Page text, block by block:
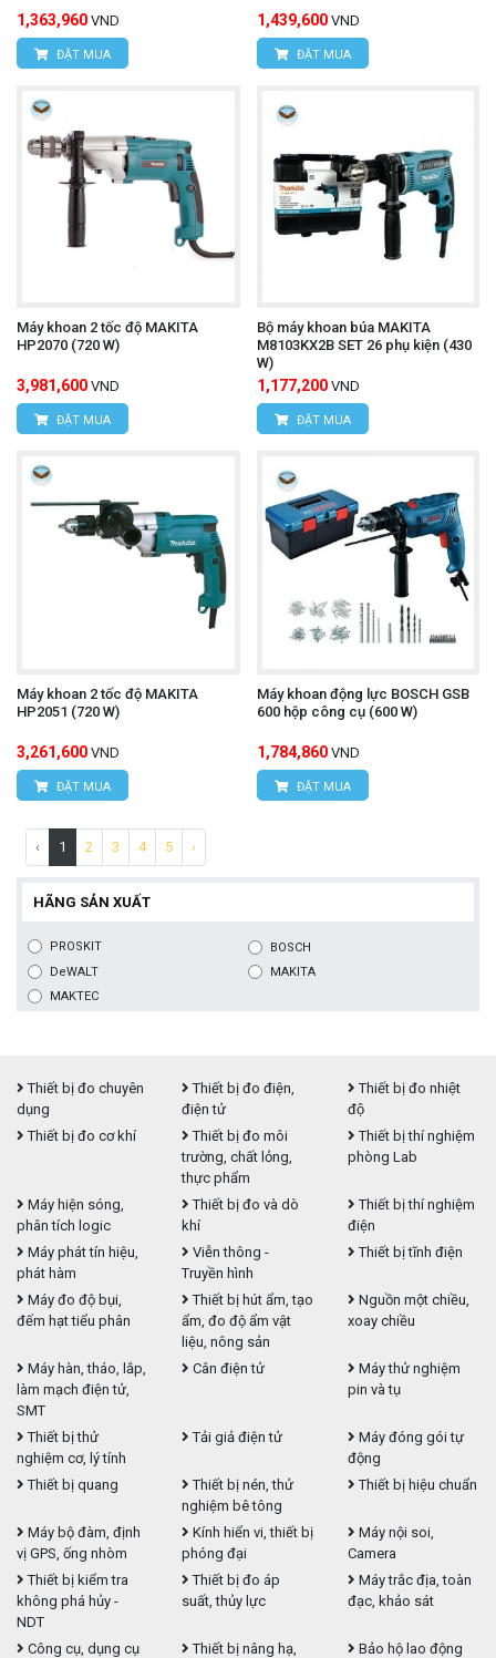
1,363,960 VND
ĐẶT MUA
1,439,600 VND
ĐẶT MUA
Máy khoan 2 tốc độ MAKITA
HP2070 (720 W)
3,981,600 VND
ĐẶT MUA
Bộ máy khoan búa MAKITA
M8103KX2B SET 26 phụ kiện (430
W)
1,177,200 VND
ĐẶT MUA
Máy khoan 2 tốc độ MAKITA
HP2051 (720 W)
3,261,600 VND
ĐẶT MUA
Máy khoan động lực BOSCH GSB
600 hộp công cụ (600 W)
1,784,860 VND
ĐẶT MUA
‹ 1 2 3 4 5 ›
HÃNG SẢN XUẤT
PROSKIT
BOSCH
DeWALT
MAKITA
MAKTEC
Thiết bị đo chuyên
dụng
Thiết bị đo điện,
điện tử
Thiết bị đo nhiệt
độ
Thiết bị đo cơ khí
Thiết bị đo môi
trường, chất lỏng,
thực phẩm
Thiết bị thí nghiệm
phòng Lab
Máy hiện sóng,
phân tích logic
Thiết bị đo và dò
khí
Thiết bị thí nghiệm
điện
Máy phát tín hiệu,
phát hàm
Viễn thông -
Truyền hình
Thiết bị tĩnh điện
Máy đo độ bụi,
đếm hạt tiểu phân
Thiết bị hút ẩm, tạo
ẩm, đo độ ẩm vật
liệu, nông sản
Nguồn một chiều,
xoay chiều
Máy hàn, tháo, lắp,
làm mạch điện tử,
SMT
Cân điện tử
Máy thử nghiệm
pin và tụ
Thiết bị thử
nghiệm cơ, lý tính
Tải giả điện tử
Máy đóng gói tự
động
Thiết bị quang
Thiết bị nén, thử
nghiệm bê tông
Thiết bị hiệu chuẩn
Máy bộ đàm, định
vị GPS, ống nhòm
Kính hiển vi, thiết bị
phóng đại
Máy nội soi,
Camera
Thiết bị kiểm tra
không phá hủy -
NDT
Thiết bị đo áp
suất, thủy lực
Máy trắc địa, toàn
đạc, khảo sát
Công cụ, dụng cụ
Thiết bị nâng hạ,
Bảo hộ lao động